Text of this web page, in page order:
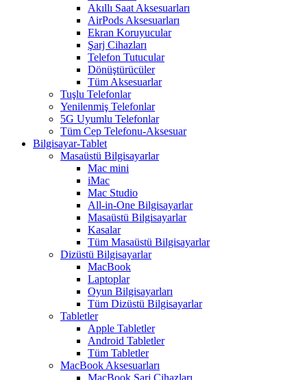
Akıllı Saat Aksesuarları
AirPods Aksesuarları
Ekran Koruyucular
Şarj Cihazları
Telefon Tutucular
Dönüştürücüler
Tüm Aksesuarlar
Tuşlu Telefonlar
Yenilenmiş Telefonlar
5G Uyumlu Telefonlar
Tüm Cep Telefonu-Aksesuar
Bilgisayar-Tablet
Masaüstü Bilgisayarlar
Mac mini
iMac
Mac Studio
All-in-One Bilgisayarlar
Masaüstü Bilgisayarlar
Kasalar
Tüm Masaüstü Bilgisayarlar
Dizüstü Bilgisayarlar
MacBook
Laptoplar
Oyun Bilgisayarları
Tüm Dizüstü Bilgisayarlar
Tabletler
Apple Tabletler
Android Tabletler
Tüm Tabletler
MacBook Aksesuarları
MacBook Şarj Cihazları